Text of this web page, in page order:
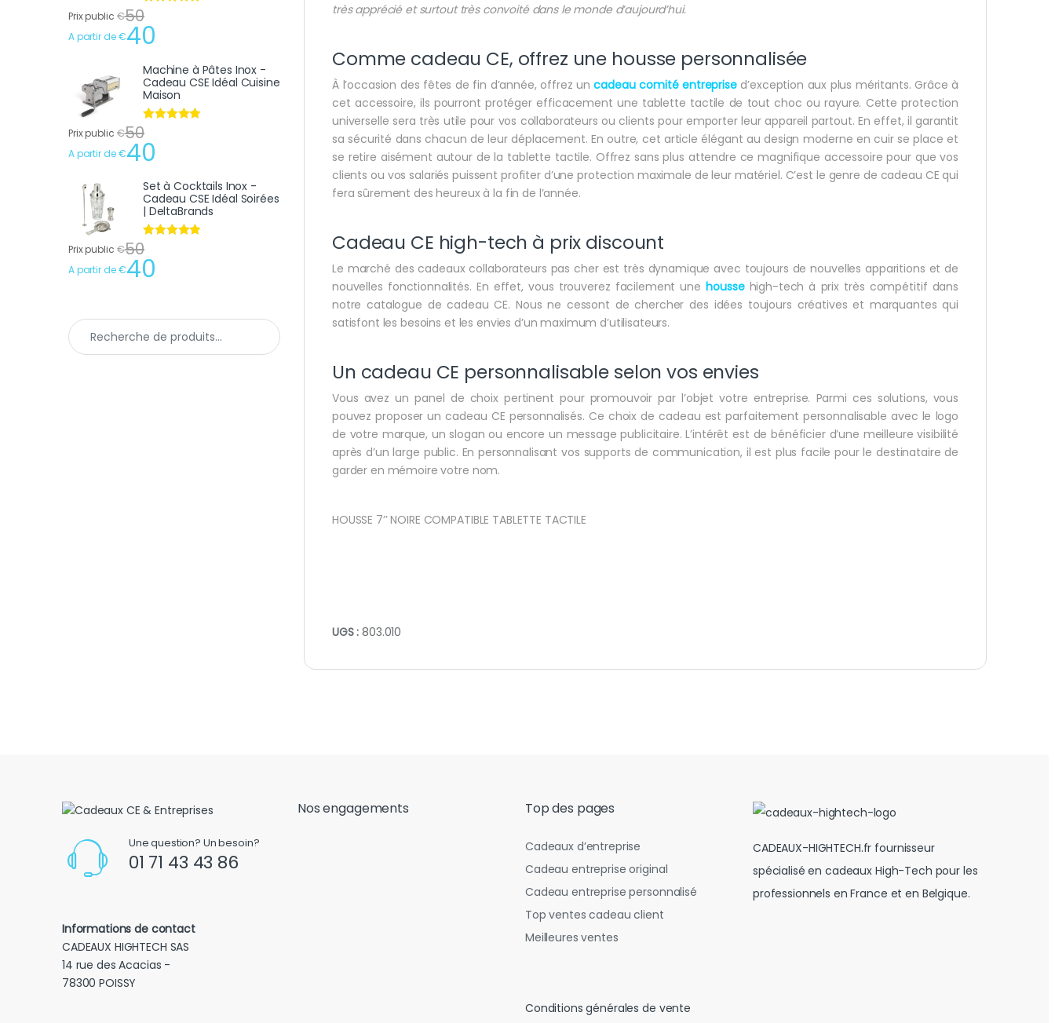
très apprécié et surtout très convoité dans le monde d’aujourd’hui.
Comme cadeau CE, offrez une housse personnalisée
À l’occasion des fêtes de fin d’année, offrez uncadeau comité entreprise d’exception aux plus méritants. Grâce à
cet accessoire, ils pourront protéger efficacement une tablette tactile de tout choc ou rayure. Cette protection
universelle sera très utile pour vos collaborateurs ou clients pour emporter leur appareil partout. En effet, il garantit
sa sécurité dans chacun de leur déplacement. En outre, cet article élégant au design moderne en cuir se place et
se retire aisément autour de la tablette tactile. Offrez sans plus attendre ce magnifique accessoire pour que vos
clients ou vos salariés puissent profiter d’une protection maximale de leur matériel. C’est le genre de cadeau CE qui
fera sûrement des heureux à la fin de l’année.
Cadeau CE high-tech à prix discount
Le marché des cadeaux collaborateurs pas cher est très dynamique avec toujours de nouvelles apparitions et de
nouvelles fonctionnalités. En effet, vous trouverez facilement unehoussehigh-tech à prix très compétitif dans
notre catalogue de cadeau CE. Nous ne cessont de chercher des idées toujours créatives et marquantes qui
satisfont les besoins et les envies d’un maximum d’utilisateurs.
Un cadeau CE personnalisable selon vos envies
Vous avez un panel de choix pertinent pour promouvoir par l’objet votre entreprise. Parmi ces solutions, vous
pouvez proposer un cadeau CE personnalisés. Ce choix de cadeau est parfaitement personnalisable avec le logo
de votre marque, un slogan ou encore un message publicitaire. L’intérêt est de bénéficier d’une meilleure visibilité
après d’un large public. En personnalisant vos supports de communication, il est plus facile pour le destinataire de
garder en mémoire votre nom.
HOUSSE 7’’ NOIRE COMPATIBLE TABLETTE TACTILE
UGS :803.010
Note
Prix public €50
A partir de €40
Machine à Pâtes Inox -
Cadeau CSE Idéal Cuisine
Maison
Note
Prix public €50
A partir de €40
Set à Cocktails Inox -
Cadeau CSE Idéal Soirées
| DeltaBrands
Note
sur 5
Prix public €50
A partir de €40
Recherche pour :
Une question? Un besoin?
01 71 43 43 86
Informations de contact
CADEAUX HIGHTECH SAS
14 rue des Acacias -
78300 POISSY
Nos engagements Top des pages
Cadeaux d’entreprise
Cadeau entreprise original
Cadeau entreprise personnalisé
Top ventes cadeau client
Meilleures ventes
Conditions générales de vente
CADEAUX-HIGHTECH.fr fournisseur
spécialisé en cadeaux High-Tech pour les
professionnels en France et en Belgique.